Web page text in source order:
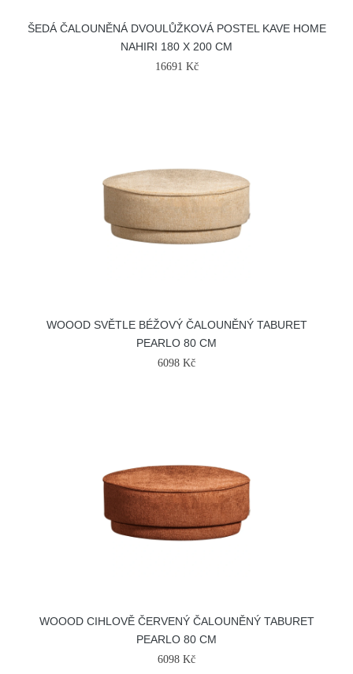
ŠEDÁ ČALOUNĚNÁ DVOULŮŽKOVÁ POSTEL KAVE HOME
NAHIRI 180 X 200 CM
16691 Kč
WOOOD SVĚTLE BÉŽOVÝ ČALOUNĚNÝ TABURET
PEARLO 80 CM
6098 Kč
WOOOD CIHLOVĚ ČERVENÝ ČALOUNĚNÝ TABURET
PEARLO 80 CM
6098 Kč